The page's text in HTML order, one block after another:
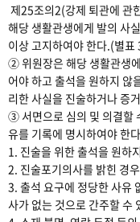
제25조의2(강제 퇴관에 관
해당 생활관생에게 발의 사
이상 고지하여야 한다.(별표
② 위원장은 해당 생활관생
어야 하고 출석을 원하지 않
리한 사실을 진술하거나 증
③ 서면으로 심의 및 의결할
유를 기록에 명시하여야 한다.
1. 진술을 위한 출석을 원하
2. 진술포기의사를 밝힌 경우
3. 출석 요구에 정당한 사유
사가 없는 것으로 간주할 수